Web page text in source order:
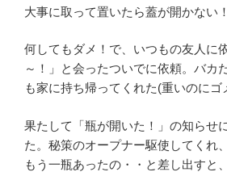
大事に取って置いたら蓋が開かない！
何してもダメ！で、いつもの友人に
～！」と会ったついでに依頼。バカ
も家に持ち帰ってくれた(重いのにゴ
果たして「瓶が開いた！」の知らせ
た。秘策のオープナー駆使してくれ
もう一瓶あったの・・と差し出すと